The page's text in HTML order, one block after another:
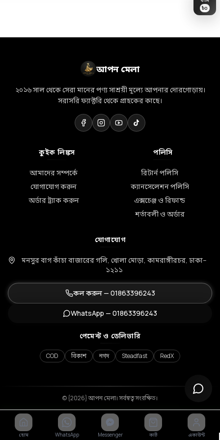
🛒
🏷️
🌸
💐
🎀
আপন মেলা
২০১৬ সাল থেকে সেরা মানের পণ্য সাশ্রয়ী মূল্যে আপনার দোরগোড়ায়।
সরাসরি ফ্যাক্টরি থেকে গ্রাহকের কাছে।
কুইক লিঙ্কস
আমাদের সম্পর্কে
যোগাযোগ করুন
অর্ডার ট্র্যাক করুন
পলিসি
রিটার্ন পলিসি
ক্যানসেলেশন পলিসি
এক্সচেঞ্জ ও রিফান্ড
শর্তাবলী ও অর্ডার
যোগাযোগ
মনসুর বাগ কাঁচা বাজারের গলি, খোলা মোড়া, কামরাঙ্গীরচর, ঢাকা–
১২১১
কল করুন — 01863396243
WhatsApp — 01863396243
পেমেন্ট ও ডেলিভারি
COD বিকাশ নগদ Steadfast RedX
© {2026} আপন মেলা। সর্বস্বত্ব সংরক্ষিত।
হোম WhatsApp Messenger কার্ট একাউন্ট
৳0